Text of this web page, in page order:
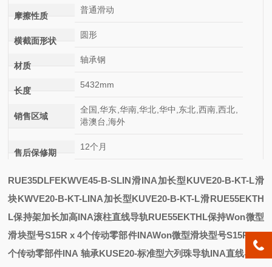
摩擦性质
普通滑动
横截面形状
圆形
材质
轴承钢
长度
5432mm
销售区域
全国,华东,华南,华北,华中,东北,西南,西北,
港澳台,海外
售后保修期
12个月
RUE35DLFEKWVE45-B-SLIN滑INA加长型KUVE20-B-KT-L滑
块KWVE20-B-KT-LINA加长型KUVE20-B-KT-L滑RUE55EKTH
L保持架加长加高INA滚柱直线导轨RUE55EKTHL保持Won微型
滑块型号S15R x 4个传动零部件INAWon微型滑块型号S15R x 4
个传动零部件INA 轴承KUSE20-标准型六列珠导轨INA直线导轨